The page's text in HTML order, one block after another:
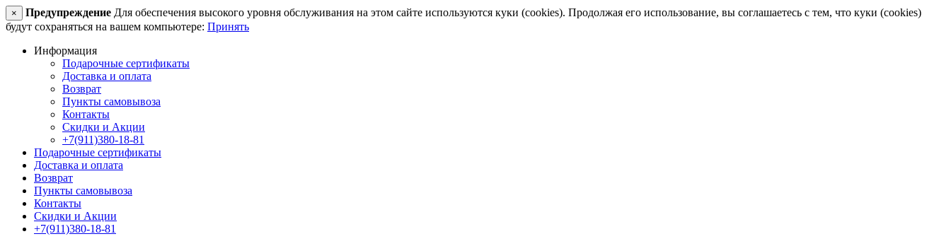
× Предупреждение Для обеспечения высокого уровня обслуживания на этом сайте используются куки (cookies). Продолжая его использование, вы соглашаетесь с тем, что куки (cookies)
будут сохраняться на вашем компьютере: Принять
Информация
Подарочные сертификаты
Доставка и оплата
Возврат
Пункты самовывоза
Контакты
Скидки и Акции
+7(911)380-18-81
Подарочные сертификаты
Доставка и оплата
Возврат
Пункты самовывоза
Контакты
Скидки и Акции
+7(911)380-18-81